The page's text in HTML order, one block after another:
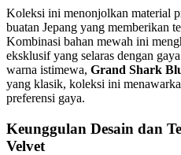
Koleksi ini menonjolkan material
buatan Jepang yang memberikan
Kombinasi bahan mewah ini
eksklusif yang selaras dengan
warna istimewa, Grand Shark
yang klasik, koleksi ini
preferensi gaya.
Keunggulan Desain dan
Velvet